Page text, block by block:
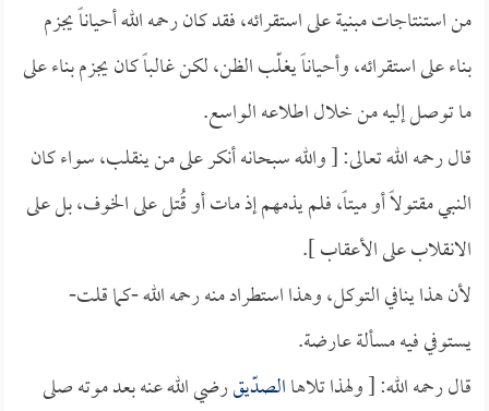
من استنتاجات مبنية على استقرائه، فقد كان رحمه الله أحياناً يجزم
بناء على استقرائه، وأحياناً يغلّب الظن، لكن غالباً كان يجزم بناء على
ما توصل إليه من خلال اطلاعه الواسع.
قال رحمه الله تعالى: [ والله سبحانه أنكر على من ينقلب، سواء كان
النبي مقتولاً أو ميتاً، فلم يذمهم إذ مات أو قُتل على الخوف، بل على
الانقلاب على الأعقاب ].
لأن هذا ينافي التوكل، وهذا استطراد منه رحمه الله -كما قلت-
يستوفي فيه مسألة عارضة.
قال رحمه الله: [ ولهذا تلاهاالصدّيقرضي الله عنه بعد موته صلى